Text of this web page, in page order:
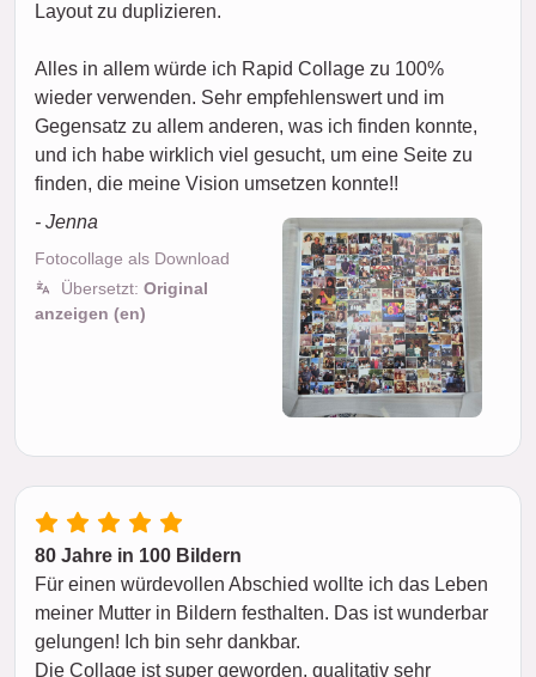
Layout zu duplizieren.
Alles in allem würde ich Rapid Collage zu 100%
wieder verwenden. Sehr empfehlenswert und im
Gegensatz zu allem anderen, was ich finden konnte,
und ich habe wirklich viel gesucht, um eine Seite zu
finden, die meine Vision umsetzen konnte!!
- Jenna
Fotocollage als Download
Übersetzt: Original
anzeigen (en)
80 Jahre in 100 Bildern
Für einen würdevollen Abschied wollte ich das Leben
meiner Mutter in Bildern festhalten. Das ist wunderbar
gelungen! Ich bin sehr dankbar.
Die Collage ist super geworden, qualitativ sehr